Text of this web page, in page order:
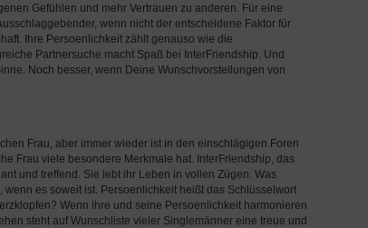
Gefühlen und mehr Vertrauen zu anderen. Für eine
wenn nicht der entscheidene Faktor für
Ihre Persoenlichkeit zählt genauso wie die
Partnersuche macht Spaß bei InterFriendship. Und
Noch besser, wenn Deine Wunschvorstellungen von
Frau, aber immer wieder ist in den einschlägigen Foren
Frau viele besondere Merkmale hat. InterFriendship, das
und treffend. Sie lebt ihr Leben in vollen Zügen. Was
es soweit ist. Persoenlichkeit heißt das Schlüsselwort
Wenn ihre und seine Persoenlichkeit harmonieren
steht auf Wunschliste vieler Singlemänner eine treue und